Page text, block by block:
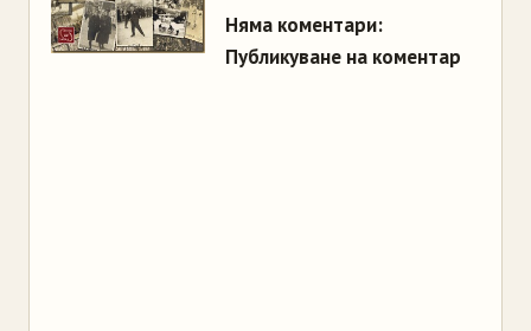
Няма коментари:
Публикуване на коментар